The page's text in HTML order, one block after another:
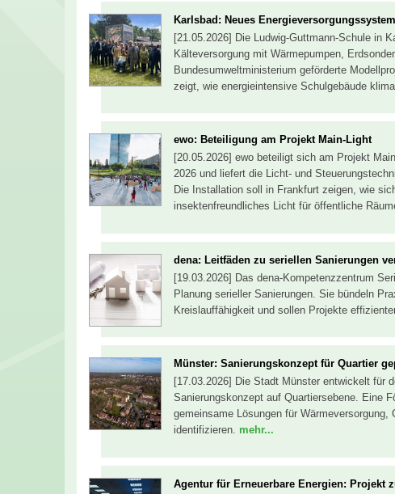
Karlsbad: Neues
[21.05.2026] Die Ludwig-Guttmann-Schule in
Kälteversorgung mit Wärmepumpen,
Bundesumweltministerium geförderte
zeigt, wie energieintensive Schulgebäude
ewo: Beteiligung am Projekt Main-Light
[20.05.2026] ewo beteiligt sich am Projekt
2026 und liefert die Licht- und
Die Installation soll in Frankfurt zeigen, wie
insektenfreundliches Licht für öffentliche
dena: Leitfäden zu seriellen Sanierungen
[19.03.2026] Das dena-Kompetenzzentrum
Planung serieller Sanierungen. Sie bündeln
Kreislauffähigkeit und sollen Projekte
Münster: Sanierungskonzept für Quartier
[17.03.2026] Die Stadt Münster entwickelt für
Sanierungskonzept auf Quartiersebene. Eine
gemeinsame Lösungen für
identifizieren. mehr...
Agentur für Erneuerbare Energien: Projekt